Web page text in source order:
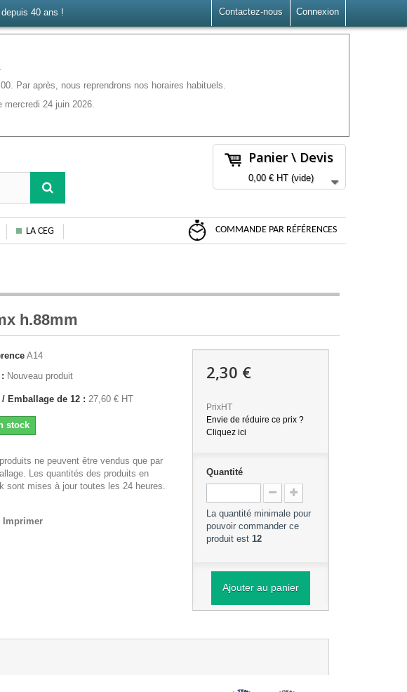
Connexion
Contactez-nous
40 ans !
Par après, nous reprendrons nos horaires habituels.
mercredi 24 juin 2026.
Panier \ Devis
0,00 €HT (vide)
LA CEG COMMANDE PAR RÉFÉRENCES
h.88mm
A14
Nouveau produit
/ Emballage de 12 : 27,60 € HT
stock
ne peuvent être vendus que par
Les quantités des produits en
sont mises à jour toutes les 24 heures.
Imprimer
2,30 €
PrixHT
Envie de réduire ce prix ?
Cliquez ici
Quantité
La quantité minimale pour
pouvoir commander ce
produit est 12
Ajouter au panier